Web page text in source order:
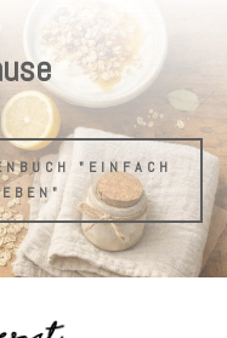
"EINFACH